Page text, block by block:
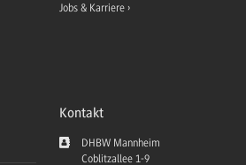
Jobs & Karriere
Kontakt
DHBW Mannheim
Coblitzallee 1-9